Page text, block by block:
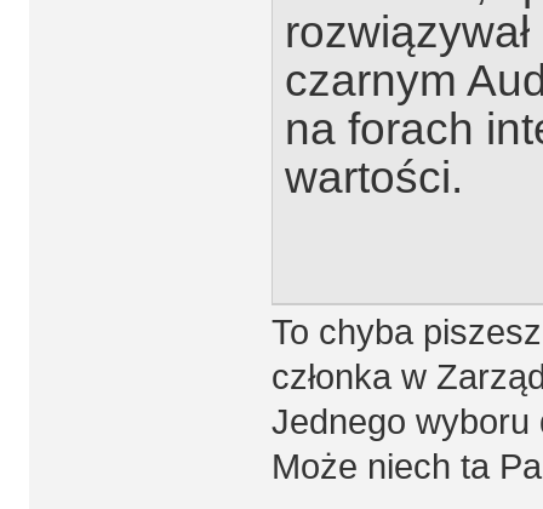
czarnym
na forach
wartości.
To chyba
członka w
Jednego wyboru
Może niech ta